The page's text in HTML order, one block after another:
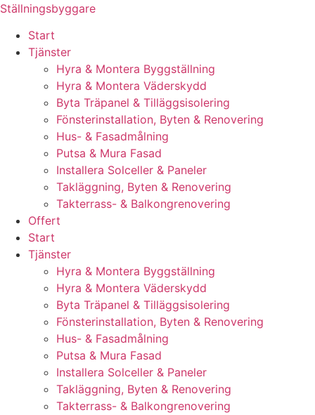
Skip
content
Ställningsbyggare
Start
Tjänster
Hyra & Montera Byggställning
Hyra & Montera Väderskydd
Byta Träpanel & Tilläggsisolering
Fönsterinstallation, Byten & Renovering
Hus- & Fasadmålning
Putsa & Mura Fasad
Installera Solceller & Paneler
Takläggning, Byten & Renovering
Takterrass- & Balkongrenovering
Offert
Start
Tjänster
Hyra & Montera Byggställning
Hyra & Montera Väderskydd
Byta Träpanel & Tilläggsisolering
Fönsterinstallation, Byten & Renovering
Hus- & Fasadmålning
Putsa & Mura Fasad
Installera Solceller & Paneler
Takläggning, Byten & Renovering
Takterrass- & Balkongrenovering